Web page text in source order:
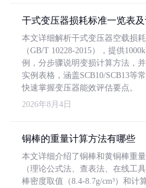
干式变压器损耗标准一览表
本文详细解析干式变压器空载损
（GB/T 10228-2015），提供
例，分步骤说明变损计算方法，
实例表格，涵盖SCB10/SCB13等
快速掌握变压器能效评估要点。
2026年8月4日
铜棒的重量计算方法有哪些
本文详细介绍了铜棒和黄铜棒重
（理论公式法、查表法、在线工
棒密度取值（8.4-8.7g/cm³）和计